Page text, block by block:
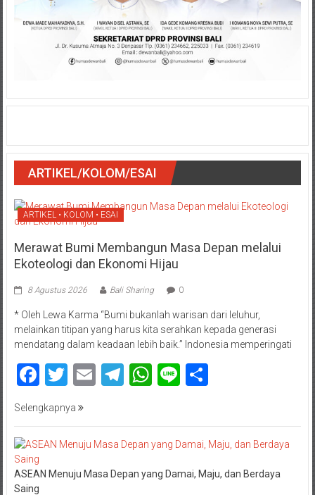
ARTIKEL/KOLOM/ESAI
ARTIKEL • KOLOM • ESAI
Merawat Bumi Membangun Masa Depan melalui
Ekoteologi dan Ekonomi Hijau
8 Agustus 2026 Bali Sharing 0
* Oleh Lewa Karma “Bumi bukanlah warisan dari leluhur,
melainkan titipan yang harus kita serahkan kepada generasi
mendatang dalam keadaan lebih baik.” Indonesia memperingati
Facebook
Twitter
EmailTelegram
WhatsApp
LineShare
Selengkapnya
ASEAN Menuju Masa Depan yang Damai, Maju, dan Berdaya
Saing